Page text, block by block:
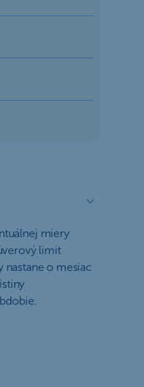
miery
limit
nastane o mesiac